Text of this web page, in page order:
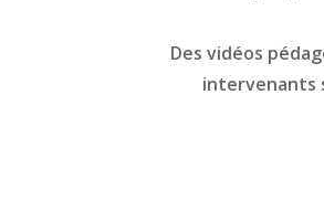
Des vidéos
intervenants